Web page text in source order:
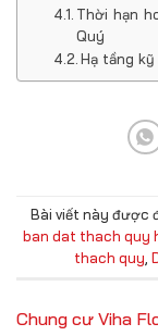
Thời hạn
Quý
Hạ tầng
Bài viết này được
ban dat thach quy
thach quy
Chung cư Viha